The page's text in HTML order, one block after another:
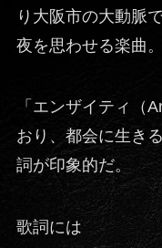
り大阪市の大動脈
夜を思わせる楽曲。
「エンザイティ（
おり、都会に生き
詞が印象的だ。
歌詞には